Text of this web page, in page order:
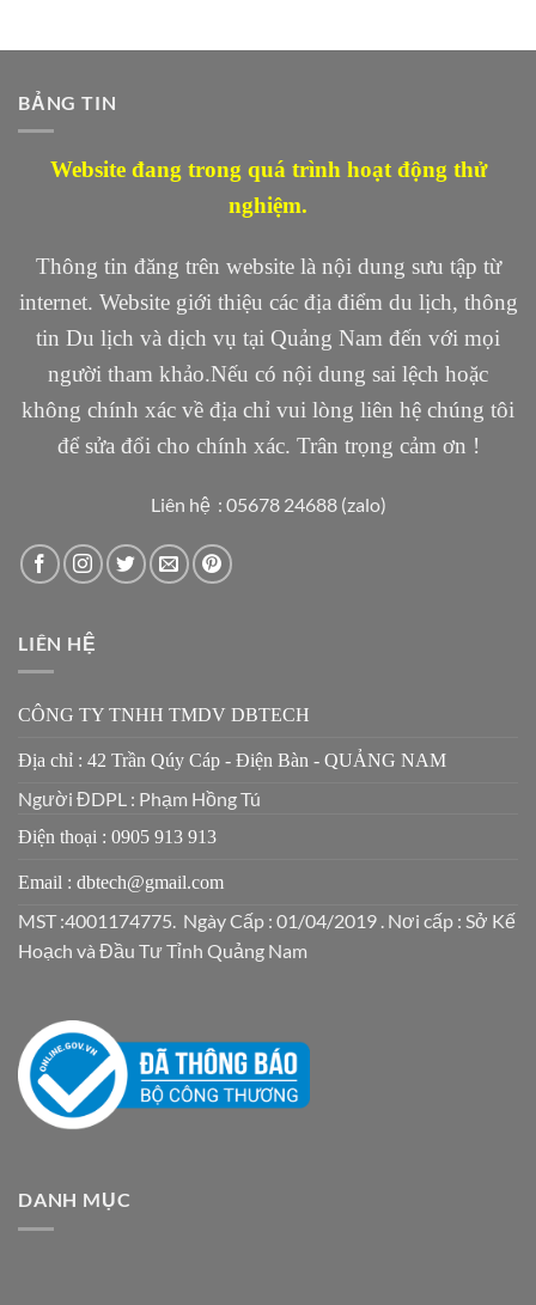
BẢNG TIN
Website đang trong quá trình hoạt động thử
nghiệm.
Thông tin đăng trên website là nội dung sưu tập từ
internet. Website giới thiệu các địa điểm du lịch, thông
tin Du lịch và dịch vụ tại Quảng Nam đến với mọi
người tham khảo.Nếu có nội dung sai lệch hoặc
không chính xác về địa chỉ vui lòng liên hệ chúng tôi
để sửa đổi cho chính xác. Trân trọng cảm ơn !
Liên hệ : 05678 24688 (zalo)
LIÊN HỆ
CÔNG TY TNHH TMDV DBTECH
Địa chỉ : 42 Trần Qúy Cáp - Điện Bàn - QUẢNG NAM
Người ĐDPL : Phạm Hồng Tú
Điện thoại : 0905 913 913
Email : dbtech@gmail.com
MST :4001174775. Ngày Cấp : 01/04/2019 . Nơi cấp : Sở Kế
Hoạch và Đầu Tư Tỉnh Quảng Nam
DANH MỤC